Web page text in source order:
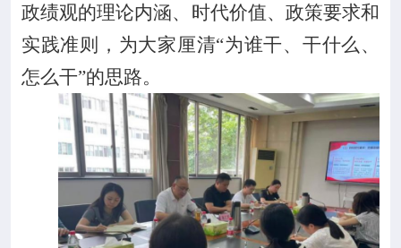
政绩观的理论内涵、时代价值、政策要求和
实践准则，为大家厘清“为谁干、干什么、
怎么干”的思路。